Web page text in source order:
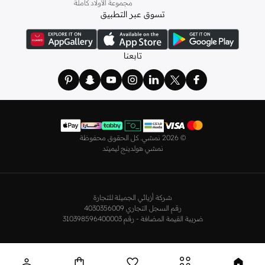
، أو اقتني العبوات الاقتصادية التي تحتوي على كافة القطع الأساسية.
مريحة، بما في ذلك قمصان النوم والبيجامات من علامات
نعوميوغيرها.
استعدي لأجواء الصيف مع مجموعتنا من ملابس السباحة التي تضم كل ما تحتاجينه،
مستلزمات الشاطئ أو المسبح.
من علامات رائدة مثلتمبرلاندو لاكوست وغانتوجيوردانووغيرها، لتكون دائمًا في أبهى
صورة سواء كنت متوجهاً إلى عملك أو تقضي عطلة نهاية الأسبوع برفقة أصدقائك
ستجد لدينا في مجموعة التيشيرتات والقمصان كل ما تحتاجه مع مجموعة متنوعة من
وفي نزهاتك مع أصدقائك. واطلع على الكنزات والهوديز و
وألوان متعددة لتكون بكامل أناقتك في كافة المناسبات.
مجموعة الأولاد كاملة
تسوق عبر التطبيق
تابعنا
© 2026 نمشي. كل الحقوق محفوظة
نمشي هولدينج ليميتد
شركة أزيائي الجميلة للتجارة
رقم السجل التجاري 4030356009
ضريبة القيمة المضافة - رقم 310398596400003